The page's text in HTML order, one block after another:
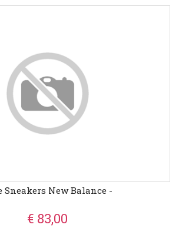
Sneakers New Balance -
€ 83,00